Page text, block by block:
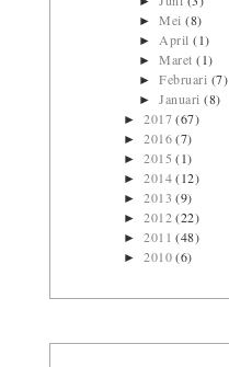
►Mei(8)
►April(1)
►Maret(1)
►Februari (7)
►Januari(8)
►2017(67)
►2016(7)
►2015(1)
►2014(12)
►2013(9)
►2012(22)
►2011(48)
►2010(6)